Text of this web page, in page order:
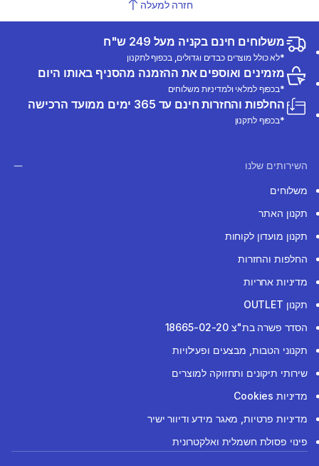
חזרה למעלה
משלוחים חינם בקניה מעל 249 ש"ח
*לא כולל מוצרים כבדים וגדולים, בכפוף לתקנון
מזמינים ואוספים את ההזמנה מהסניף באותו היום
*בכפוף למלאי ולמדיניות משלוחים
החלפות והחזרות חינם עד 365 ימים ממועד הרכישה
*בכפוף לתקנון
השירותים שלנו
משלוחים
תקנון האתר
תקנון מועדון לקוחות
החלפות והחזרות
מדיניות אחריות
תקנון OUTLET
הסדר פשרה בת"צ 18665-02-20
תקנוני הטבות, מבצעים ופעילויות
שירותי תיקונים ותחזוקה למוצרים
מדיניות Cookies
מדיניות פרטיות, מאגר מידע ודיוור ישיר
פינוי פסולת חשמלית ואלקטרונית